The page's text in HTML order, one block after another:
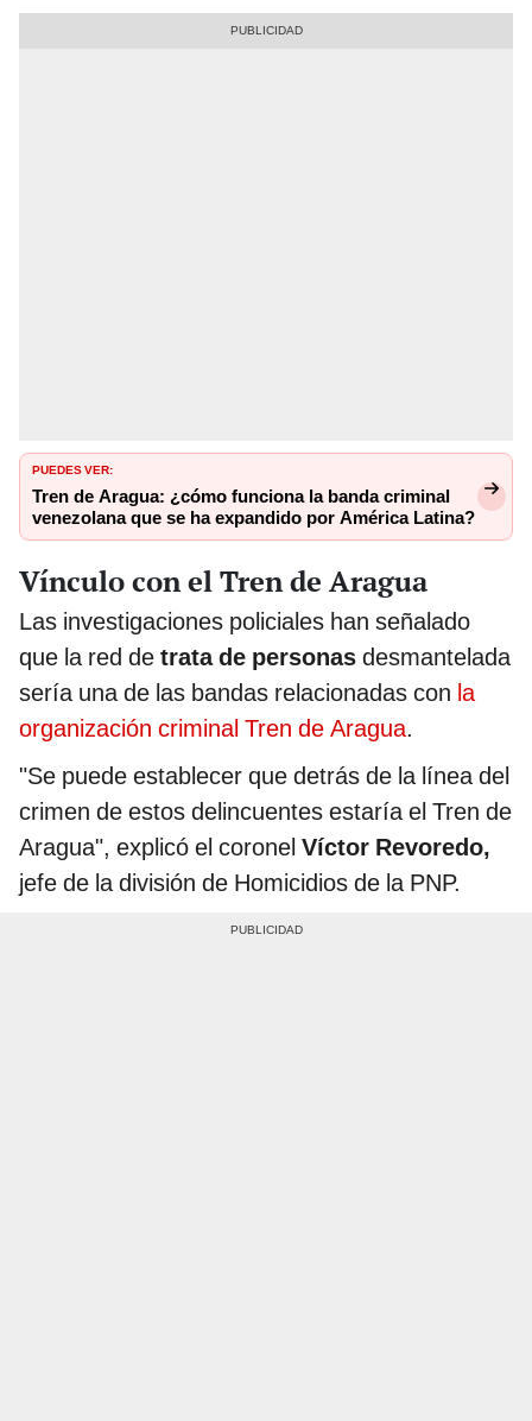
PUEDES VER:
Tren de Aragua: ¿cómo funciona la banda criminal
venezolana que se ha expandido por América Latina?
Vínculo con el Tren de Aragua
Las investigaciones policiales han señalado
que la red de trata de personas desmantelada
sería una de las bandas relacionadas con la
organización criminal Tren de Aragua.
"Se puede establecer que detrás de la línea del
crimen de estos delincuentes estaría el Tren de
Aragua", explicó el coronel Víctor Revoredo,
jefe de la división de Homicidios de la PNP.